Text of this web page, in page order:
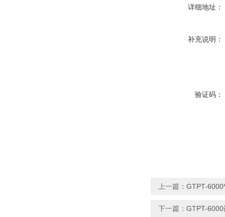
详细地址：
补充说明：
验证码：
上一篇： GTPT-
下一篇： GTPT-